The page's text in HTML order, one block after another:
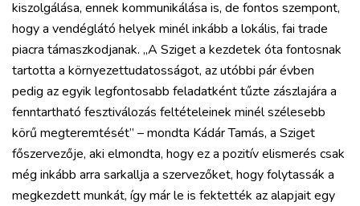
kiszolgálása, ennek kommunikálása is, de fontos szempont,
hogy a vendéglátó helyek minél inkább a lokális, fai trade
piacra támaszkodjanak. „A Sziget a kezdetek óta fontosnak
tartotta a környezettudatosságot, az utóbbi pár évben
pedig az egyik legfontosabb feladatként tűzte zászlajára a
fenntartható fesztiválozás feltételeinek minél szélesebb
körű megteremtését” – mondta Kádár Tamás, a Sziget
főszervezője, aki elmondta, hogy ez a pozitív elismerés csak
még inkább arra sarkallja a szervezőket, hogy folytassák a
megkezdett munkát, így már le is fektették az alapjait egy